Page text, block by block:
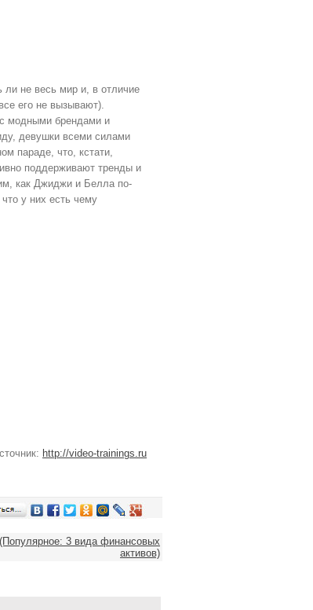
не весь мир и, в отличие
его не вызывают).
модными брендами и
девушки всеми силами
параде, что, кстати,
поддерживают тренды и
как Джиджи и Белла по-
у них есть чему
http://video-trainings.ru
3 вида финансовых
активов)